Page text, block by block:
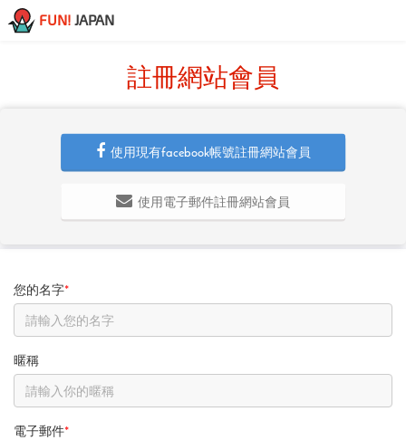
FUN! JAPAN
註冊網站會員
使用現有facebook帳號註冊網站會員
使用電子郵件註冊網站會員
您的名字*
暱稱
電子郵件*